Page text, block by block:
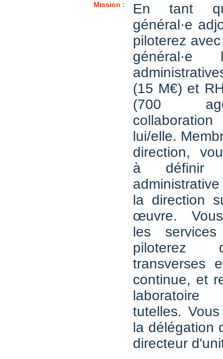
Mission :
En tant
général·e
piloterez
général·e
(15 M€) et
(700
lui/elle.
direction,
à définir
la direction
œuvre.
les services
piloterez
transverses
continue, et
tutelles.
la délégation
directeur